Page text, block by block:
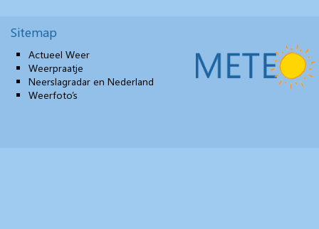
Sitemap
Actueel Weer
Weerpraatje
Neerslagradar en Nederland
Weerfoto’s